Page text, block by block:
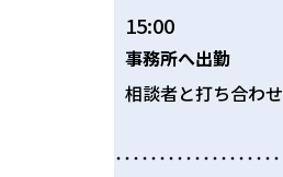
15:00
事務所へ出勤
相談者と打ち合わせ